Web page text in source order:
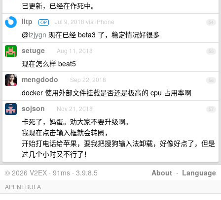
已更新，已经在作死中。
54
litp OP Jul 9, 2018 via iPhone
@lzjygn 现在已经 beta3 了，稳定情况好很多
55
setuge Aug 11, 2018
现在怎么样 beat5
56
mengdodo Sep 22, 2018
docker 使用外部文件挂载是否还是极高的 cpu 占用率啊
57
sojson Nov 21, 2018
卡死了，妈蛋。劝大家不要升级啊。
我现在点击输入框就会转圈，
开始打电话给苹果，要我把搜狗输入法卸载，好像好点了，但是
过几个小时又不行了！
About · Language
© 2026 V2EX · 91ms · 3.9.8.5
APENEBULA